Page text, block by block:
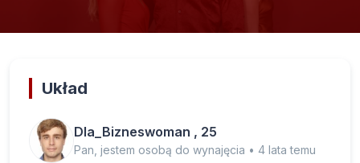
Układ
Dla_Bizneswoman , 25
Pan, jestem osobą do wynajęcia • 4 lata temu